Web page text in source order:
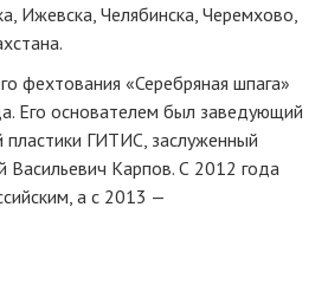
Ижевска, Челябинска, Черемхово,
фехтования «Серебряная шпага»
Его основателем был заведующий
пластики ГИТИС, заслуженный
Васильевич Карпов. С 2012 года
а с 2013 —